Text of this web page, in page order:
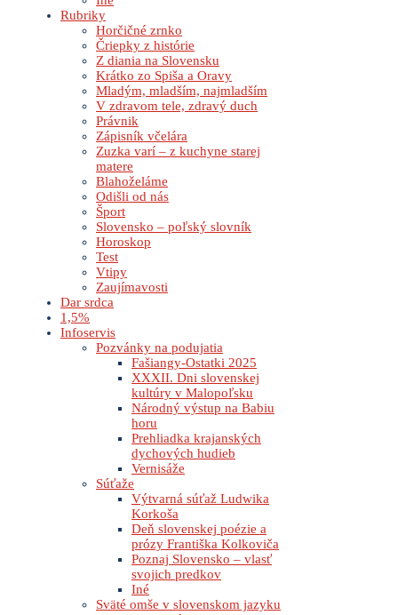
Rubriky
Horčičné zrnko
Čriepky z histórie
Z diania na Slovensku
Krátko zo Spiša a Oravy
Mladým, mladším, najmladším
V zdravom tele, zdravý duch
Právnik
Zápisník včelára
Zuzka varí – z kuchyne starej
matere
Blahoželáme
Odišli od nás
Šport
Slovensko – poľský slovník
Horoskop
Test
Vtipy
Zaujímavosti
Dar srdca
1,5%
Infoservis
Pozvánky na podujatia
Fašiangy-Ostatki 2025
XXXII. Dni slovenskej
kultúry v Malopoľsku
Národný výstup na Babiu
horu
Prehliadka krajanských
dychových hudieb
Vernisáže
Súťaže
Výtvarná súťaž Ludwika
Korkoša
Deň slovenskej poézie a
prózy Františka Kolkoviča
Poznaj Slovensko – vlasť
svojich predkov
Iné
Sväté omše v slovenskom jazyku